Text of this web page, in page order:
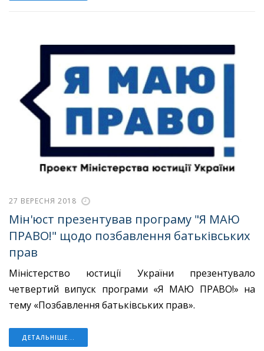
27 ВЕРЕСНЯ 2018
Мін'юст презентував програму "Я МАЮ
ПРАВО!" щодо позбавлення батьківських
прав
Міністерство юстиції України презентувало
четвертий випуск програми «Я МАЮ ПРАВО!» на
тему «Позбавлення батьківських прав».
ДЕТАЛЬНІШЕ...